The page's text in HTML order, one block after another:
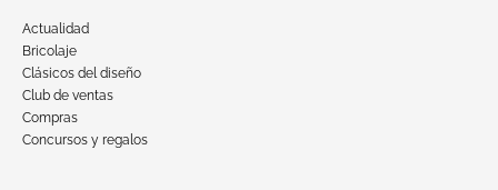
Actualidad
Bricolaje
Clásicos del diseño
Club de ventas
Compras
Concursos y regalos